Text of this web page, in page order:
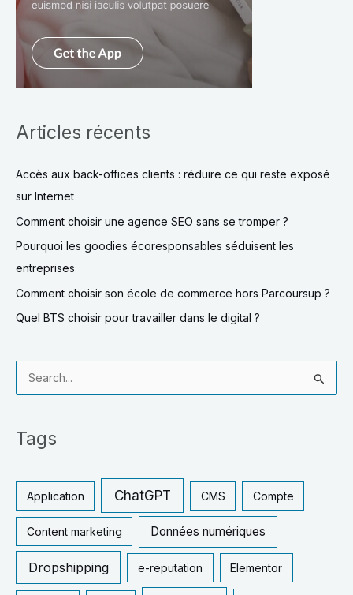
Articles récents
Accès aux back-offices clients : réduire ce qui reste exposé
sur Internet
Comment choisir une agence SEO sans se tromper ?
Pourquoi les goodies écoresponsables séduisent les
entreprises
Comment choisir son école de commerce hors Parcoursup ?
Quel BTS choisir pour travailler dans le digital ?
h
c
Tags
Application ChatGPT CMS Compte
Content marketing Données numériques
Dropshipping e-reputation Elementor